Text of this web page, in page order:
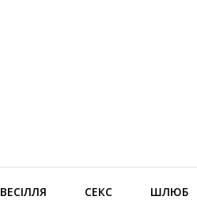
ВЕСІЛЛЯ СЕКС ШЛЮБ